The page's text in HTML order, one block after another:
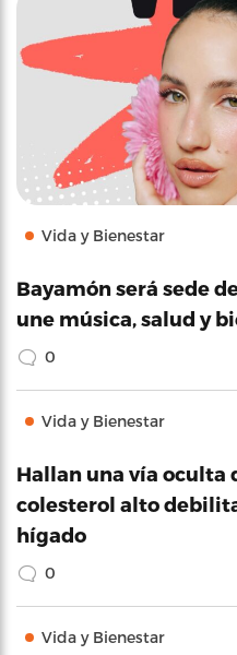
Vida y Bienestar
Bayamón será sede
une música, salud y
0
Vida y Bienestar
Hallan una vía oculta
colesterol alto
hígado
0
Vida y Bienestar